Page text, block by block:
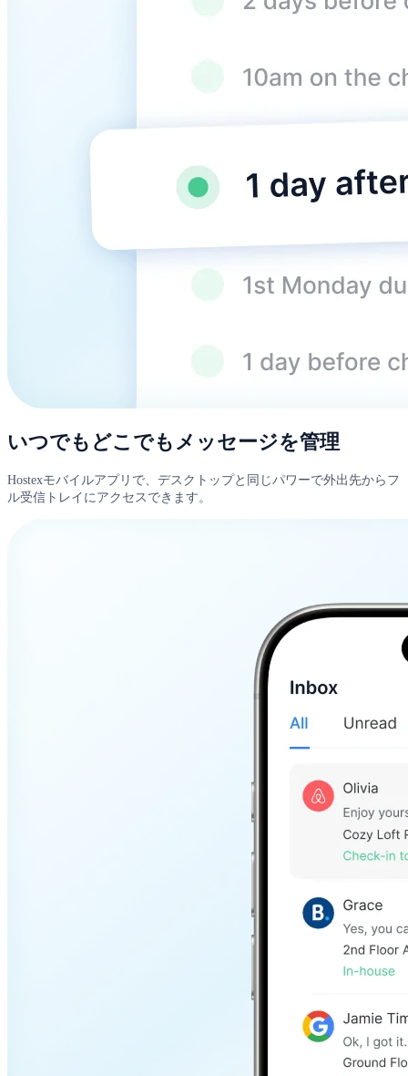
いつでもどこでもメッセージを管理
Hostexモバイルアプリで、デスクトップと同じパワーで外出先からフ
ル受信トレイにアクセスできます。